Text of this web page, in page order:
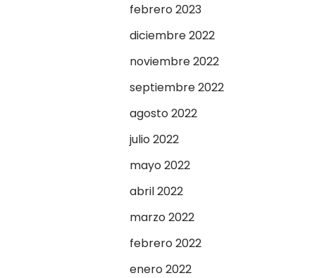
febrero 2023
diciembre 2022
noviembre 2022
septiembre 2022
agosto 2022
julio 2022
mayo 2022
abril 2022
marzo 2022
febrero 2022
enero 2022